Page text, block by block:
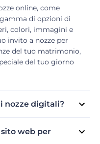
online, come
di opzioni di
colori, immagini e
invito a nozze per
del tuo matrimonio,
del tuo giorno
nozze digitali?
diventando sempre
per matrimoni
un'ottima opzione per
web per